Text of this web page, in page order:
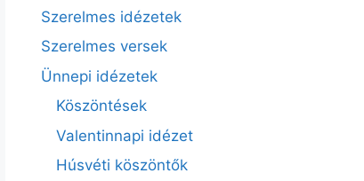
Szerelmes idézetek
Szerelmes versek
Ünnepi idézetek
Köszöntések
Valentinnapi idézet
Húsvéti köszöntők